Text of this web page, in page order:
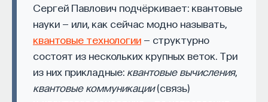
Сергей Павлович подчёркивает: квантовые
науки — или, как сейчас модно называть,
квантовые технологии — структурно
состоят из нескольких крупных веток. Три
из них прикладные: квантовые вычисления,
квантовые коммуникации(связь)